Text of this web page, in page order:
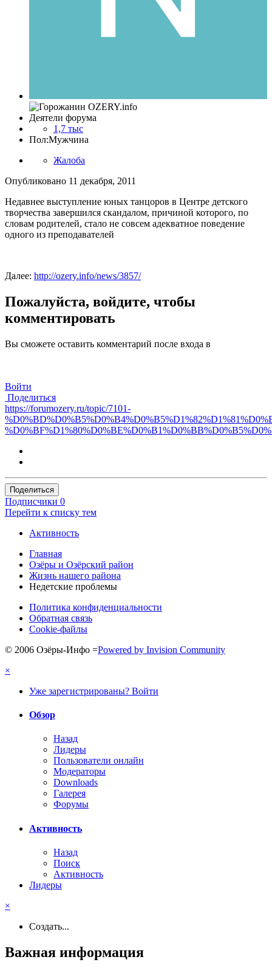
Деятели форума
1,7 тыс
Пол:Мужчина
Жалоба
Опубликовано 11 декабря, 2011
Недавнее выступление юных танцоров в Центре детского
творчества завершился скандалом, причиной которого, по
словам родителей, стало не совсем адекватное поведение
одного из преподавателей
Далее: http://ozery.info/news/3857/
Пожалуйста, войдите, чтобы
комментировать
Вы сможете оставить комментарий после входа в
Войти
Поделиться
https://forumozery.ru/topic/7101-
Поделиться
Подписчики 0
Перейти к списку тем
Активность
Главная
Озёры и Озёрский район
Жизнь нашего района
Недетские проблемы
Политика конфиденциальности
Обратная связь
Cookie-файлы
© 2006 Озёры-Инфо =Powered by Invision Community
×
Уже зарегистрированы? Войти
Обзор
Назад
Лидеры
Пользователи онлайн
Модераторы
Downloads
Галерея
Форумы
Активность
Назад
Поиск
Активность
Лидеры
×
Создать...
Важная информация